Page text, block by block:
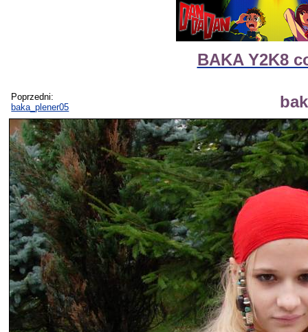
BAKA Y2K8
Poprzedni:
baka_plener05